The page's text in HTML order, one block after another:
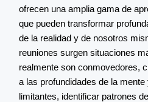
ofrecen una amplia gama de
que pueden transformar
de la realidad y de nosotros
reuniones surgen situaciones
realmente son conmovedores,
a las profundidades de la
limitantes, identificar patrones